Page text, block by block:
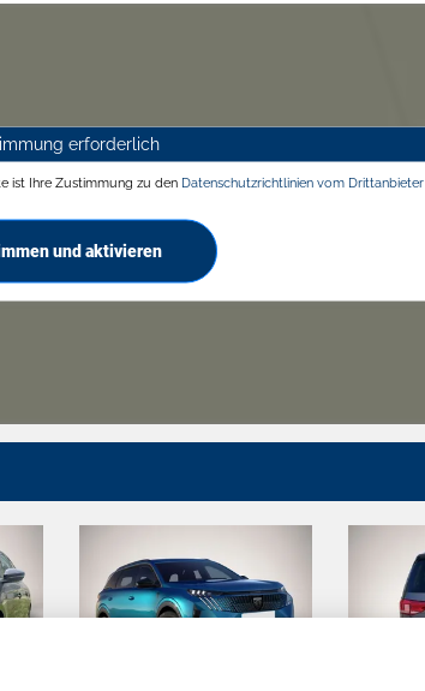
erforderlich
ist Ihre Zustimmung zu den Datenschutzrichtlinien vom Drittanbieter
und aktivieren